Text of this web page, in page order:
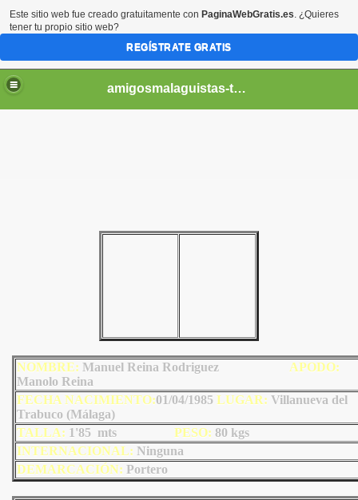
amigosmalaguistas-temporadas
NOMBRE: Manuel Reina Rodriguez APODO:
Manolo Reina
FECHA NACIMIENTO:01/04/1985 LUGAR: Villanueva del
Trabuco (Málaga)
TALLA: 1'85 mts PESO: 80 kgs
INTERNACIONAL: Ninguna
DEMARCACIÓN: Portero
Este sitio web fue creado gratuitamente con PaginaWebGratis.es. ¿Quieres
tener tu propio sitio web?
REGÍSTRATE GRATIS